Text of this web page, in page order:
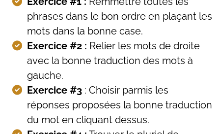
phrases dans le bon ordre en plaçant les
mots dans la bonne case.
Exercice #2 : Relier les mots de droite
avec la bonne traduction des mots à
gauche.
Exercice #3 : Choisir parmis les
réponses proposées la bonne traduction
du mot en cliquant dessus.